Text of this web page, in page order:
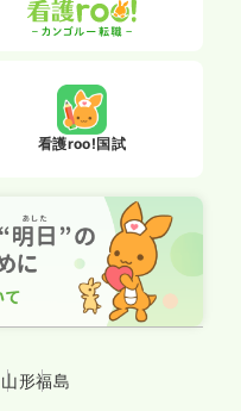
看護roo!国試
山形福島